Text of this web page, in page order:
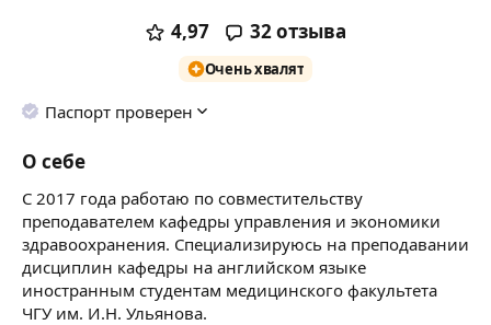
4,97 32отзыва
Очень хвалят
Паспорт проверен
О себе
С 2017 года работаю по совместительству
преподавателем кафедры управления и экономики
здравоохранения. Специализируюсь на преподавании
дисциплин кафедры на английском языке
иностранным студентам медицинского факультета
ЧГУ им. И.Н. Ульянова.